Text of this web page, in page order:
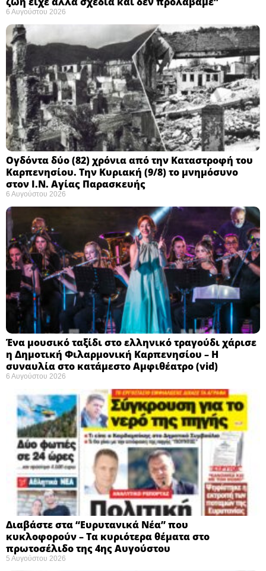
6 Αυγούστου 2026
Ογδόντα δύο (82) χρόνια από την Καταστροφή του
Καρπενησίου. Την Κυριακή (9/8) το μνημόσυνο
στον Ι.Ν. Αγίας Παρασκευής
6 Αυγούστου 2026
Ένα μουσικό ταξίδι στο ελληνικό τραγούδι χάρισε
η Δημοτική Φιλαρμονική Καρπενησίου – Η
συναυλία στο κατάμεστο Αμφιθέατρο (vid)
6 Αυγούστου 2026
Διαβάστε στα “Ευρυτανικά Νέα” που
κυκλοφορούν – Τα κυριότερα θέματα στο
πρωτοσέλιδο της 4ης Αυγούστου
5 Αυγούστου 2026